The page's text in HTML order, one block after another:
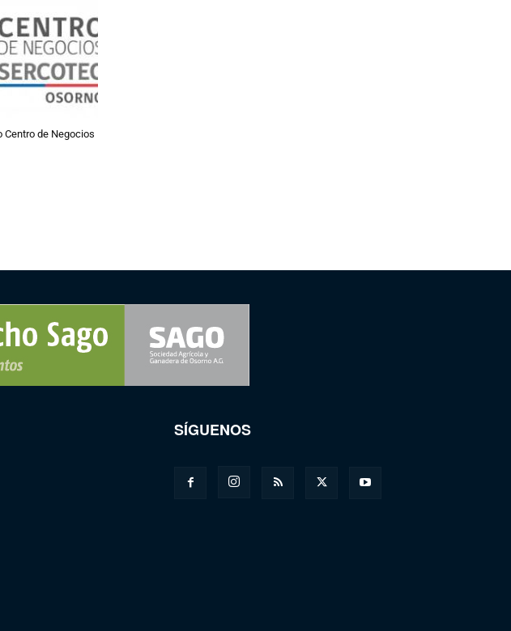
Centro de Negocios
SÍGUENOS